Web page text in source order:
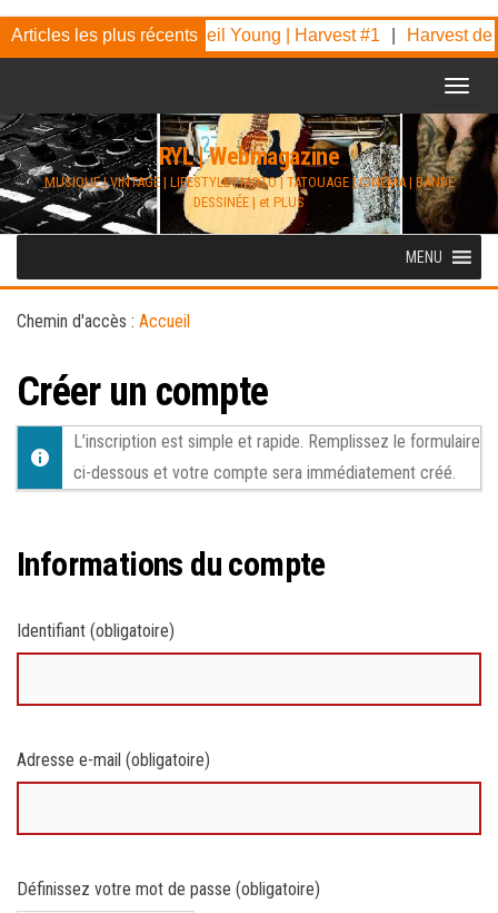
Skip
to
content
Articles les plus récents
Out on the Weekend – Neil Young | Harvest #1 Harvest de
RYL | Webmagazine
MUSIQUE | VINTAGE | LIFESTYLE | MOTO | TATOUAGE | CINÉMA | BANDE
DESSINÉE | et PLUS
MENU
Chemin d'accès : Accueil
Créer un compte
L’inscription est simple et rapide. Remplissez le formulaire
ci-dessous et votre compte sera immédiatement créé.
Informations du compte
Identifiant (obligatoire)
Adresse e-mail (obligatoire)
Définissez votre mot de passe (obligatoire)